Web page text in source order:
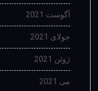
آگوست 2021
جولای 2021
ژوئن 2021
می 2021